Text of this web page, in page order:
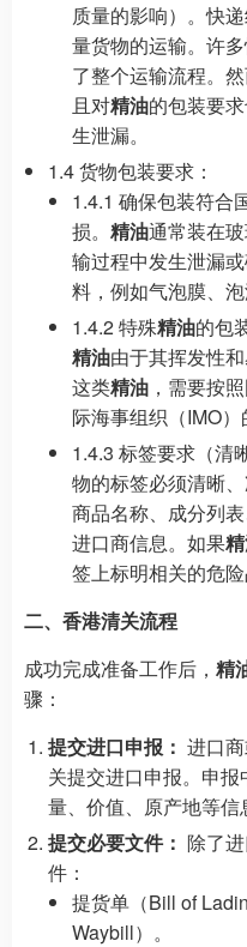
质量的影响）。快
量货物的运输。许
了整个运输流程。
且对精油的包装要
生泄漏。
1.4 货物包装要求：
1.4.1 确保包装符合
损。 精油通常装在
输过程中发生泄漏
料，例如气泡膜、
1.4.2 特殊精油的包
精油由于其挥发性
这类精油 ，需要按
际海事组织（IMO）
1.4.3 标签要求（清
物的标签必须清晰
商品名称、成分列
进口商信息。如果
签上标明相关的危险
二、香港清关流程
成功完成准备工作后， 精
骤：
提交进口申报： 进口
关提交进口申报。申
量、价值、原产地等信
提交必要文件： 除了
件：
提货单（Bill of
Waybill）。